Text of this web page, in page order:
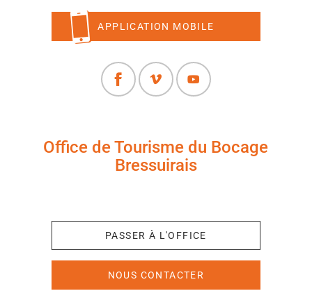
APPLICATION MOBILE
Office de Tourisme du Bocage
Bressuirais
PASSER À L'OFFICE
NOUS CONTACTER